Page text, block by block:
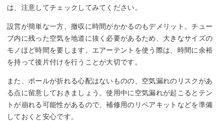
は、注意してチェックしてみてください。
設営が簡単な一方、撤収に時間がかかるのもデメリット。チュー
ブ内に残った空気を地道に抜く必要があるため、大きなサイズの
モノほど時間を要します。エアーテントを使う際は、時間に余裕
を持って後片付けを行うことが大切です。
また、ポールが折れる心配はないものの、空気漏れのリスクがあ
る点に留意しておきましょう。使用中に空気漏れが起こるとテン
トが崩れる可能性があるので、補修用のリペアキットなどを準備
しておくと安心です。